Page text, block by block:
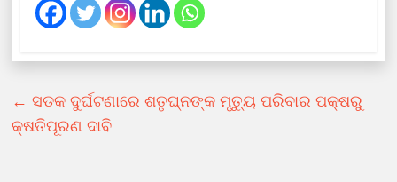
← ସଡକ ଦୁର୍ଘଟଣାରେ ଶତୃଘ୍ନଙ୍କ ମୃତ୍ୟୁ ପରିବାର ପକ୍ଷରୁ
କ୍ଷତିପୂରଣ ଦାବି